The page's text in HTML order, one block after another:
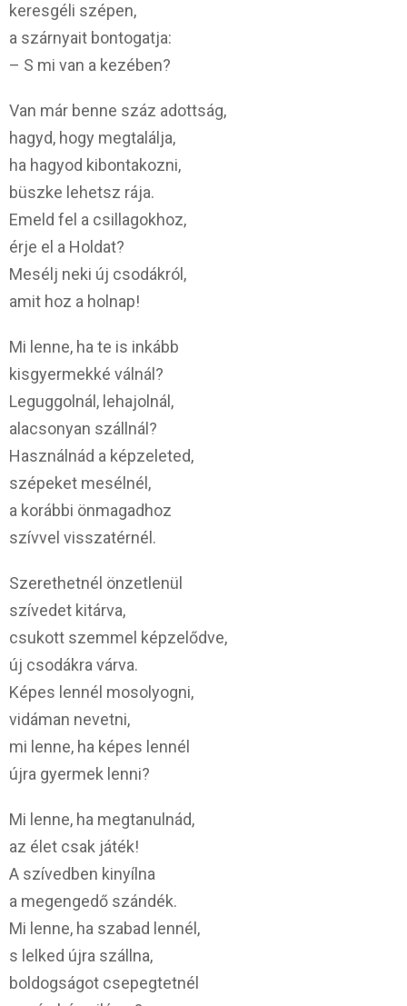
keresgéli szépen,
a szárnyait bontogatja:
– S mi van a kezében?
Van már benne száz adottság,
hagyd, hogy megtalálja,
ha hagyod kibontakozni,
büszke lehetsz rája.
Emeld fel a csillagokhoz,
érje el a Holdat?
Mesélj neki új csodákról,
amit hoz a holnap!
Mi lenne, ha te is inkább
kisgyermekké válnál?
Leguggolnál, lehajolnál,
alacsonyan szállnál?
Használnád a képzeleted,
szépeket mesélnél,
a korábbi önmagadhoz
szívvel visszatérnél.
Szerethetnél önzetlenül
szívedet kitárva,
csukott szemmel képzelődve,
új csodákra várva.
Képes lennél mosolyogni,
vidáman nevetni,
mi lenne, ha képes lennél
újra gyermek lenni?
Mi lenne, ha megtanulnád,
az élet csak játék!
A szívedben kinyílna
a megengedő szándék.
Mi lenne, ha szabad lennél,
s lelked újra szállna,
boldogságot csepegtetnél